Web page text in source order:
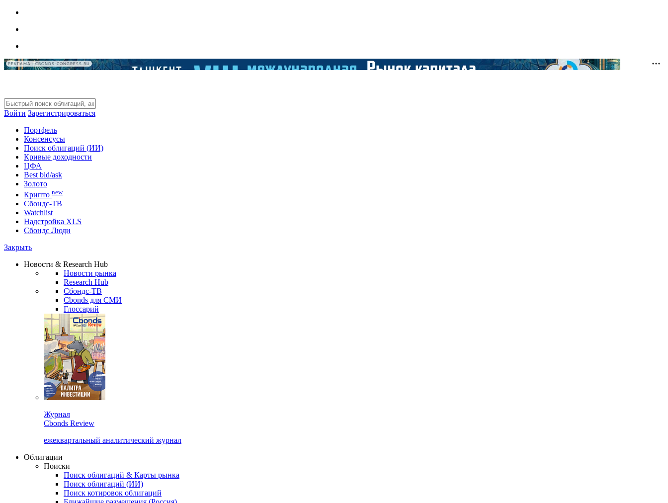
РЕКЛАМА • CBONDS-CONGRESS.RU
Войти Зарегистрироваться
Портфель
Консенсусы
Поиск облигаций (ИИ)
Кривые доходности
ЦФА
Best bid/ask
Золото
Крипто new
Сбондс-ТВ
Watchlist
Надстройка XLS
Сбондс Люди
Закрыть
Новости & Research Hub
Новости рынка
Research Hub
Сбондс-ТВ
Cbonds для СМИ
Глоссарий
Журнал
Cbonds Review
ежеквартальный аналитический журнал
Облигации
Поиски
Поиск облигаций & Карты рынка
Поиск облигаций (ИИ)
Поиск котировок облигаций